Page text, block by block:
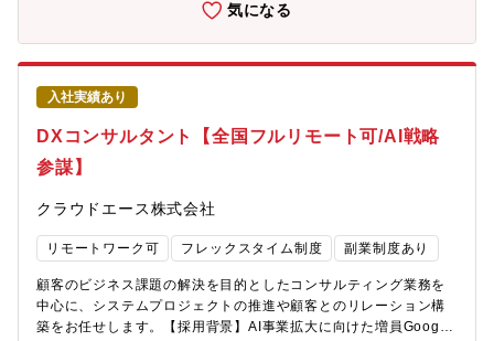
きます。【具体的な業務内容】ネットワークコンテンツ、家庭用
様な商品・サービスをワールドワイドで提供している当社で、ゲ
ム・エンジニアリング領域のプロフェッショナルとして以下業務
わる技術的な課題を設計時点で解決するためのシステムコンサル
ティング・商品・サービス立案時から仕組みで解決するための設
運営、横断範囲の拡大計画立案・プロジェクトの進行管理、マネ
部門のシステム・エンジニアリング領域のプロフェッショナルと
させていただく場合もございます。
気になる
入社実績あり
DXコンサルタント【全国フルリモート可/AI戦略
参謀】
クラウドエース株式会社
リモートワーク可 フレックスタイム制度 副業制度あり
顧客のビジネス課題の解決を目的としたコンサルティング業務を
中心に、システムプロジェクトの推進や顧客とのリレーション構
築をお任せします。【採用背景】AI事業拡大に向けた増員Google